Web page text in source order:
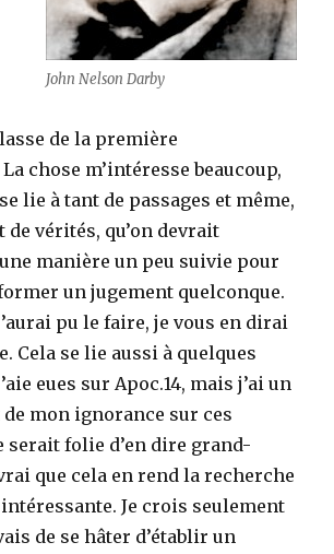
John Nelson Darby
de la première
chose m’intéresse beaucoup,
lie à tant de passages et même,
de vérités, qu’on devrait
manière un peu suivie pour
un jugement quelconque.
pu le faire, je vous en dirai
Cela se lie aussi à quelques
eues sur Apoc.14, mais j’ai un
mon ignorance sur ces
serait folie d’en dire grand-
que cela en rend la recherche
Je crois seulement
de se hâter d’établir un